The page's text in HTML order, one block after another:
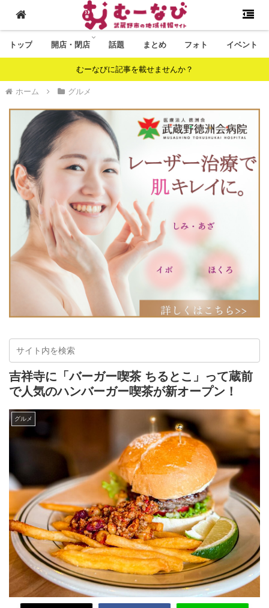
トップ 開店・閉店 話題 まとめ フォト イベント
むーなびに記事を載せませんか？
ホーム グルメ
吉祥寺に「バーガー喫茶 ちるとこ」って蔵前
で人気のハンバーガー喫茶が新オープン！
グルメ